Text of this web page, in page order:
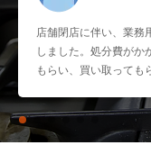
店舗閉店に伴い、業務
しました。処分費がか
もらい、買い取っても